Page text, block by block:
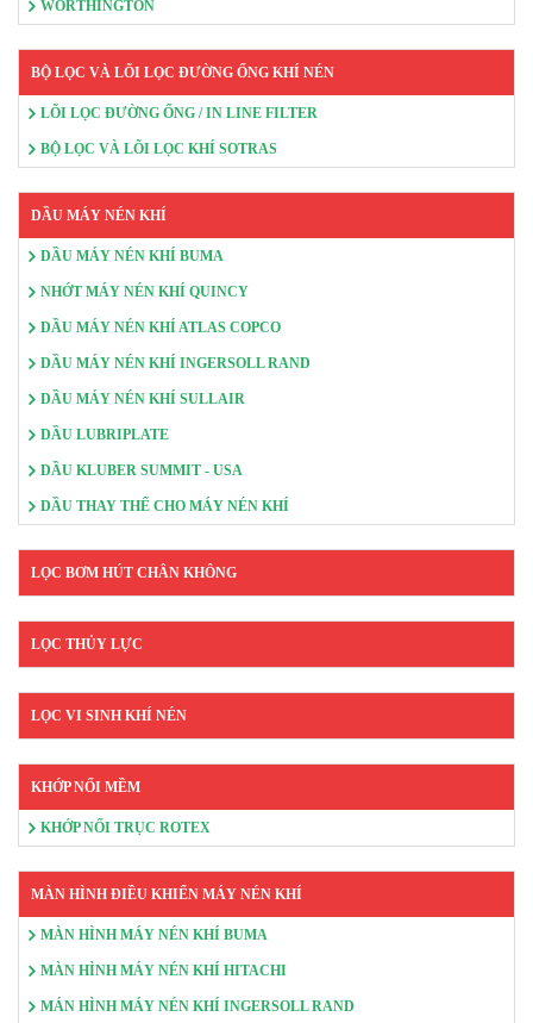
WORTHINGTON
BỘ LỌC VÀ LÕI LỌC ĐƯỜNG ỐNG KHÍ NÉN
LÕI LỌC ĐƯỜNG ỐNG / IN LINE FILTER
BỘ LỌC VÀ LÕI LỌC KHÍ SOTRAS
DẦU MÁY NÉN KHÍ
DẦU MÁY NÉN KHÍ BUMA
NHỚT MÁY NÉN KHÍ QUINCY
DẦU MÁY NÉN KHÍ ATLAS COPCO
DẦU MÁY NÉN KHÍ INGERSOLL RAND
DẦU MÁY NÉN KHÍ SULLAIR
DẦU LUBRIPLATE
DẦU KLUBER SUMMIT - USA
DẦU THAY THẾ CHO MÁY NÉN KHÍ
LỌC BƠM HÚT CHÂN KHÔNG
LỌC THỦY LỰC
LỌC VI SINH KHÍ NÉN
KHỚP NỐI MỀM
KHỚP NỐI TRỤC ROTEX
MÀN HÌNH ĐIỀU KHIỂN MÁY NÉN KHÍ
MÀN HÌNH MÁY NÉN KHÍ BUMA
MÀN HÌNH MÁY NÉN KHÍ HITACHI
MÁN HÌNH MÁY NÉN KHÍ INGERSOLL RAND